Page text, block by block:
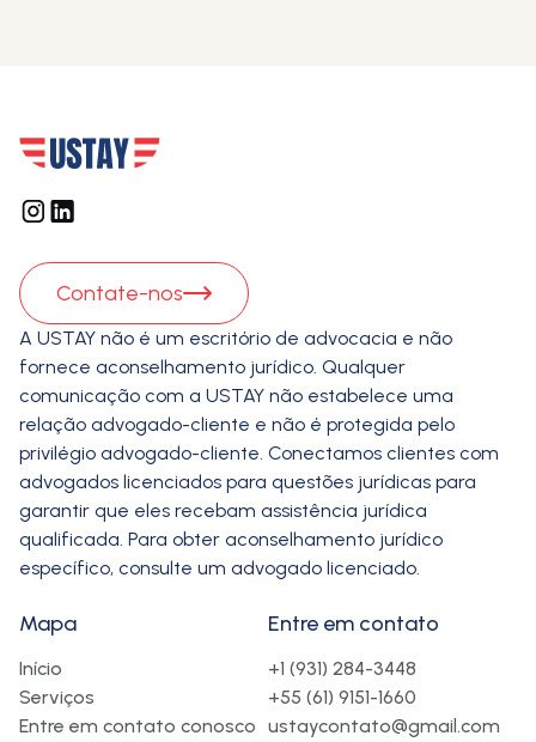
Contate-nos
A USTAY não é um escritório de advocacia e não
fornece aconselhamento jurídico. Qualquer
comunicação com a USTAY não estabelece uma
relação advogado-cliente e não é protegida pelo
privilégio advogado-cliente. Conectamos clientes com
advogados licenciados para questões jurídicas para
garantir que eles recebam assistência jurídica
qualificada. Para obter aconselhamento jurídico
específico, consulte um advogado licenciado.
Mapa
Início
Serviços
Entre em contato conosco
Entre em contato
+1 (931) 284-3448
+55 (61) 9151-1660
ustaycontato@gmail.com